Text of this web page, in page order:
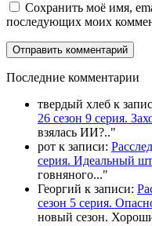
Сохранить моё имя,
последующих моих
Последние комментарии
твердый хлеб к
26 сезон 9 серия.
взялась ИИ?.."
рот к записи:
серия. Идеальный
говняного..."
Георгий к записи:
сезон 5 серия.
новый сезон.